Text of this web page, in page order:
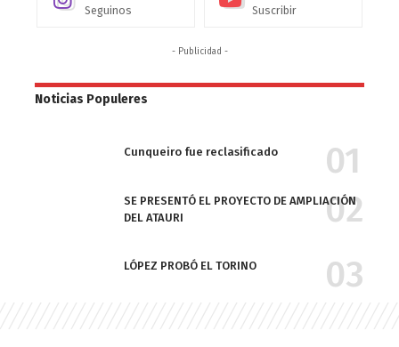
Seguinos Suscribir
- Publicidad -
Noticias Populeres
Cunqueiro fue reclasificado
SE PRESENTÓ EL PROYECTO DE AMPLIACIÓN
DEL ATAURI
LÓPEZ PROBÓ EL TORINO